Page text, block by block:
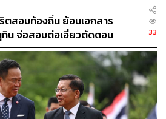
ตสอบท้องถิ่น ย้อนเอกสาร
น จ่อสอบต่อเอี่ยวตัดตอน
33